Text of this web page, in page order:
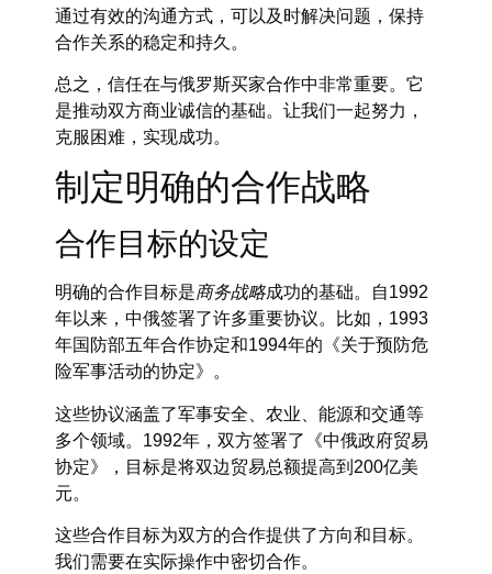
通过有效的沟通方式，可以及时解决问题，保持
合作关系的稳定和持久。
总之，信任在与俄罗斯买家合作中非常重要。它
是推动双方商业诚信的基础。让我们一起努力，
克服困难，实现成功。
制定明确的合作战略
合作目标的设定
明确的合作目标是商务战略成功的基础。自1992
年以来，中俄签署了许多重要协议。比如，1993
年国防部五年合作协定和1994年的《关于预防危
险军事活动的协定》。
这些协议涵盖了军事安全、农业、能源和交通等
多个领域。1992年，双方签署了《中俄政府贸易
协定》，目标是将双边贸易总额提高到200亿美
元。
这些合作目标为双方的合作提供了方向和目标。
我们需要在实际操作中密切合作。